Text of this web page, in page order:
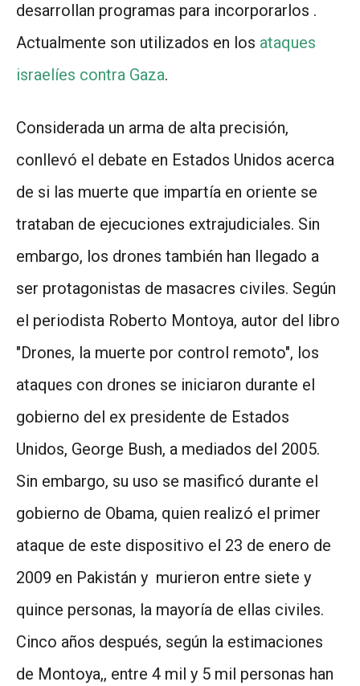
desarrollan programas para incorporarlos .
Actualmente son utilizados en los ataques
israelíes contra Gaza.
Considerada un arma de alta precisión,
conllevó el debate en Estados Unidos acerca
de si las muerte que impartía en oriente se
trataban de ejecuciones extrajudiciales. Sin
embargo, los drones también han llegado a
ser protagonistas de masacres civiles. Según
el periodista Roberto Montoya, autor del libro
"Drones, la muerte por control remoto", los
ataques con drones se iniciaron durante el
gobierno del ex presidente de Estados
Unidos, George Bush, a mediados del 2005.
Sin embargo, su uso se masificó durante el
gobierno de Obama, quien realizó el primer
ataque de este dispositivo el 23 de enero de
2009 en Pakistán y murieron entre siete y
quince personas, la mayoría de ellas civiles.
Cinco años después, según la estimaciones
de Montoya,, entre 4 mil y 5 mil personas han